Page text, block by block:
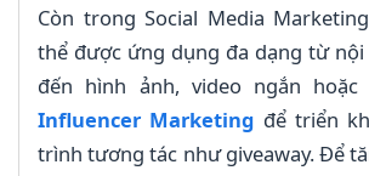
Còn trong Social Media
thể được ứng dụng đa dạng từ
đến hình ảnh, video ngắn
Influencer Marketing để triển
trình tương tác như giveaway. Để